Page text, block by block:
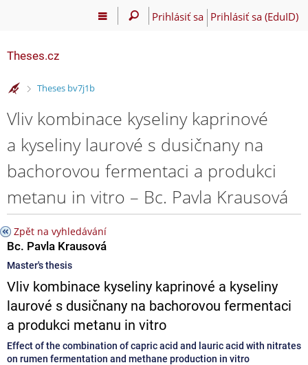
Prihlásiť sa Prihlásiť sa (EduID)
Theses.cz
>
Theses bv7j1b
Vliv kombinace kyseliny kaprinové
a kyseliny laurové s dusičnany na
bachorovou fermentaci a produkci
metanu in vitro – Bc. Pavla Krausová
Zpět na vyhledávání
Bc. Pavla Krausová
Master's thesis
Vliv kombinace kyseliny kaprinové a kyseliny
laurové s dusičnany na bachorovou fermentaci
a produkci metanu in vitro
Effect of the combination of capric acid and lauric acid with nitrates
on rumen fermentation and methane production in vitro